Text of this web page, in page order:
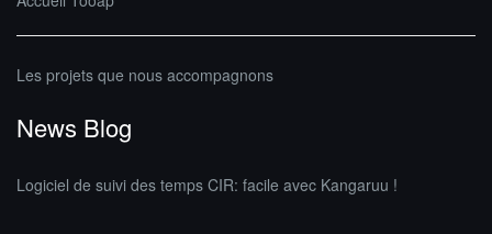
Les projets que nous accompagnons
News Blog
Logiciel de suivi des temps CIR: facile avec Kangaruu !